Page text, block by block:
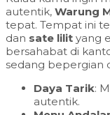
autentik, Warung
tepat. Tempat ini
dan sate lilit yang
bersahabat di
sedang bepergian
Daya Tarik:
autentik.